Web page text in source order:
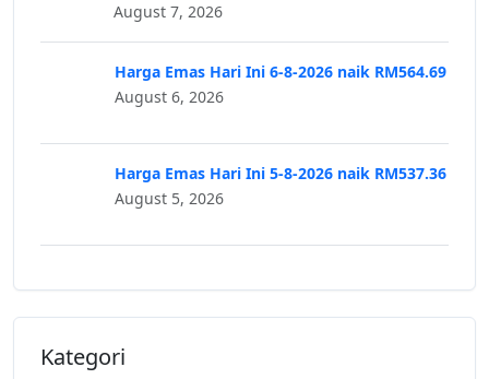
August 7, 2026
Harga Emas Hari Ini 6-8-2026 naik RM564.69
August 6, 2026
Harga Emas Hari Ini 5-8-2026 naik RM537.36
August 5, 2026
Kategori